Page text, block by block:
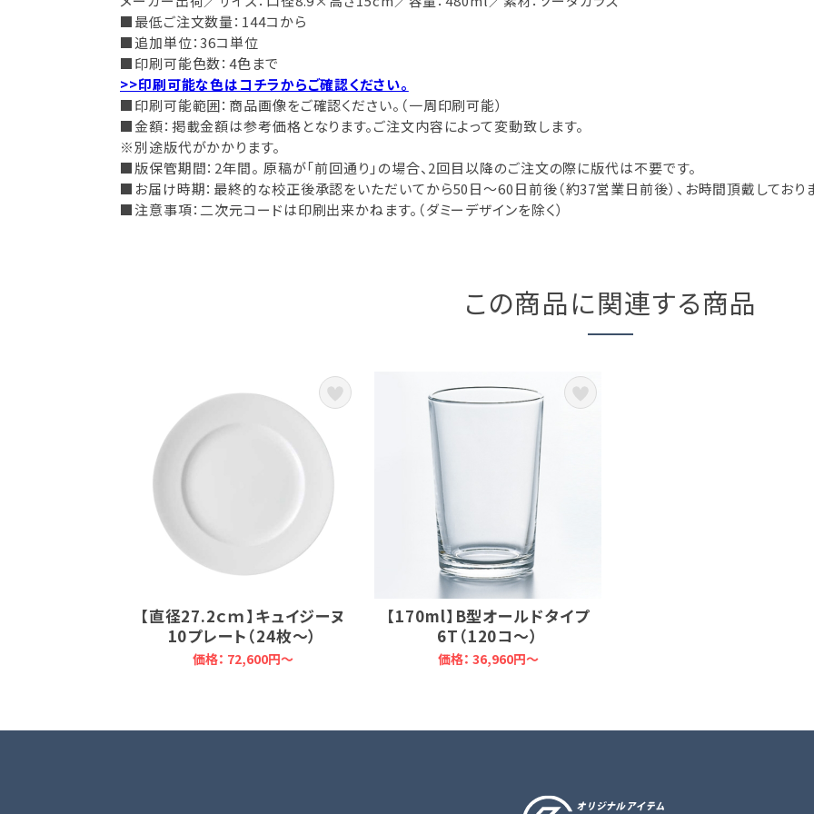
■最低ご注文数量：144コから
■追加単位：36コ単位
■印刷可能色数：4色まで
>>印刷可能な色はコチラからご確認ください。
■印刷可能範囲：商品画像をご確認ください。（一周印刷可能）
■金額：掲載金額は参考価格となります。ご注文内容によって変動致します。
※別途版代がかかります。
■版保管期間：2年間。 原稿が「前回通り」の場合、2回目以降のご注文の際に版代は不要です。
■お届け時期：最終的な校正後承認をいただいてから50日～60日前後（約37営業日前後）、お時間頂戴しており
■注意事項：二次元コードは印刷出来かねます。（ダミーデザインを除く）
この商品に関連する商品
【直径27.2ｃｍ】キュイジーヌ
10プレート（24枚～）
価格： 72,600円～
【170ml】B型オールドタイプ
6T（120コ～）
価格： 36,960円～